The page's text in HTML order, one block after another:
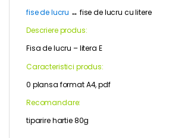
fise de lucru ↔ fise de lucru cu litere
Descriere produs:
Fisa de lucru – litera E
Caracteristici produs:
0 plansa format A4, pdf
Recomandare:
tiparire hartie 80g